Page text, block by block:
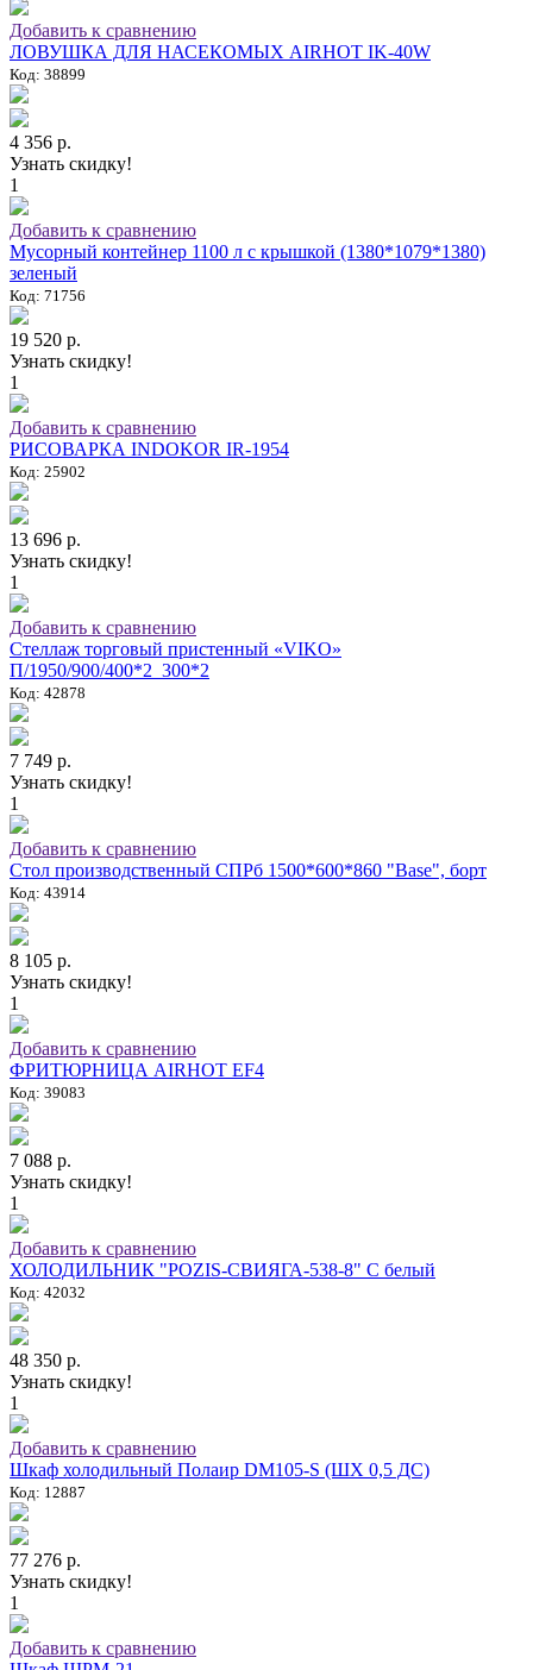
Добавить к сравнению
ЛОВУШКА ДЛЯ НАСЕКОМЫХ AIRHOT IK-40W
Код: 38899
4 356 р.
Узнать скидку!
1
Добавить к сравнению
Мусорный контейнер 1100 л с крышкой (1380*1079*1380)
зеленый
Код: 71756
19 520 р.
Узнать скидку!
1
Добавить к сравнению
РИСОВАРКА INDOKOR IR-1954
Код: 25902
13 696 р.
Узнать скидку!
1
Добавить к сравнению
Стеллаж торговый пристенный «VIKO»
П/1950/900/400*2_300*2
Код: 42878
7 749 р.
Узнать скидку!
1
Добавить к сравнению
Стол производственный СПРб 1500*600*860 "Base", борт
Код: 43914
8 105 р.
Узнать скидку!
1
Добавить к сравнению
ФРИТЮРНИЦА AIRHOT EF4
Код: 39083
7 088 р.
Узнать скидку!
1
Добавить к сравнению
ХОЛОДИЛЬНИК "POZIS-СВИЯГА-538-8" C белый
Код: 42032
48 350 р.
Узнать скидку!
1
Добавить к сравнению
Шкаф холодильный Полаир DM105-S (ШХ 0,5 ДС)
Код: 12887
77 276 р.
Узнать скидку!
1
Добавить к сравнению